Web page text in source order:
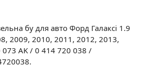
бу для авто Форд Галаксі 1.9
2009, 2010, 2011, 2012, 2013,
AK / 0 414 720 038 /